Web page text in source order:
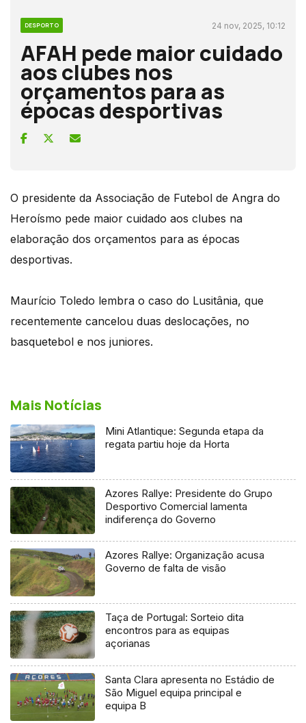
DESPORTO 24 nov, 2025, 10:12
AFAH pede maior cuidado
aos clubes nos
orçamentos para as
épocas desportivas
O presidente da Associação de Futebol de Angra do
Heroísmo pede maior cuidado aos clubes na
elaboração dos orçamentos para as épocas
desportivas.
Maurício Toledo lembra o caso do Lusitânia, que
recentemente cancelou duas deslocações, no
basquetebol e nos juniores.
Mais Notícias
Mini Atlantique: Segunda etapa da
regata partiu hoje da Horta
Azores Rallye: Presidente do Grupo
Desportivo Comercial lamenta
indiferença do Governo
Azores Rallye: Organização acusa
Governo de falta de visão
Taça de Portugal: Sorteio dita
encontros para as equipas
açorianas
Santa Clara apresenta no Estádio de
São Miguel equipa principal e
equipa B